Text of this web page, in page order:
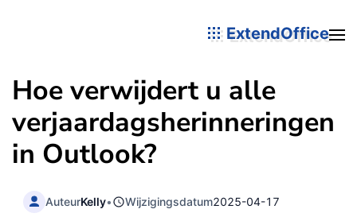
ExtendOffice
Hoe verwijdert u alle
verjaardagsherinneringen
in Outlook?
AuteurKelly• Wijzigingsdatum2025-04-17